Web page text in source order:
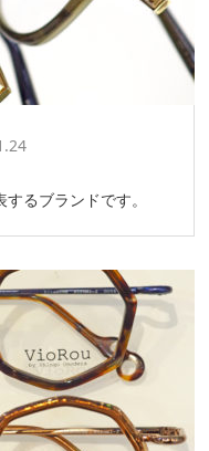
るブランドです。